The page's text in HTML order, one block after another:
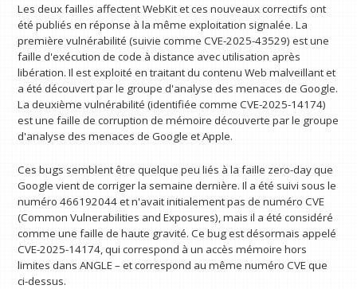
Les deux failles affectent WebKit et ces nouveaux correctifs ont
été publiés en réponse à la même exploitation signalée. La
première vulnérabilité (suivie comme CVE-2025-43529) est une
faille d'exécution de code à distance avec utilisation après
libération. Il est exploité en traitant du contenu Web malveillant et
a été découvert par le groupe d'analyse des menaces de Google.
La deuxième vulnérabilité (identifiée comme CVE-2025-14174)
est une faille de corruption de mémoire découverte par le groupe
d'analyse des menaces de Google et Apple.
Ces bugs semblent être quelque peu liés à la faille zero-day que
Google vient de corriger la semaine dernière. Il a été suivi sous le
numéro 466192044 et n'avait initialement pas de numéro CVE
(Common Vulnerabilities and Exposures), mais il a été considéré
comme une faille de haute gravité. Ce bug est désormais appelé
CVE-2025-14174, qui correspond à un accès mémoire hors
limites dans ANGLE – et correspond au même numéro CVE que
ci-dessus.